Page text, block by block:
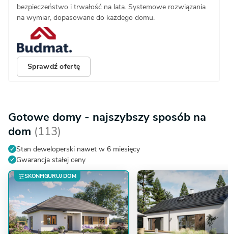
bezpieczeństwo i trwałość na lata. Systemowe rozwiązania
na wymiar, dopasowane do każdego domu.
Sprawdź ofertę
Gotowe domy - najszybszy sposób na
dom (113)
Stan deweloperski nawet w 6 miesięcy
Gwarancja stałej ceny
SKONFIGURUJ DOM